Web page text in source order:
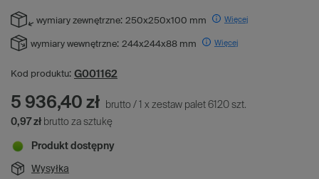
wymiary zewnętrzne: 250x250x100 mm Więcej
wymiary wewnętrzne: 244x244x88 mm Więcej
Kod produktu: G001162
5 936,40 zł brutto / 1 x zestaw palet 6120 szt.
0,97 zł brutto za sztukę
Produkt dostępny
Wysyłka